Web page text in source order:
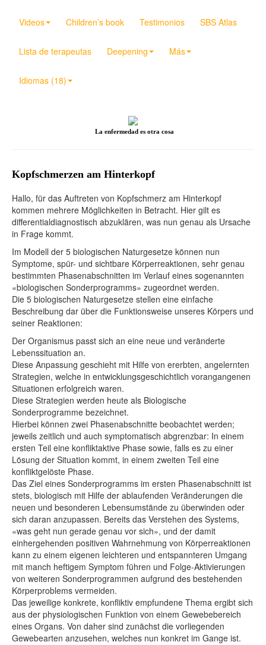
Videos Children’s book Testimonios SBS Atlas
Lista de terapeutas Deepening Más
Idiomas (18)
La enfermedad es otra cosa
Kopfschmerzen am Hinterkopf
Hallo, für das Auftreten von Kopfschmerz am Hinterkopf
kommen mehrere Möglichkeiten in Betracht. Hier gilt es
differentialdiagnostisch abzuklären, was nun genau als Ursache
in Frage kommt.
Im Modell der 5 biologischen Naturgesetze können nun
Symptome, spür- und sichtbare Körperreaktionen, sehr genau
bestimmten Phasenabschnitten im Verlauf eines sogenannten
«biologischen Sonderprogramms» zugeordnet werden.
Die 5 biologischen Naturgesetze stellen eine einfache
Beschreibung dar über die Funktionsweise unseres Körpers und
seiner Reaktionen:
Der Organismus passt sich an eine neue und veränderte
Lebenssituation an.
Diese Anpassung geschieht mit Hilfe von ererbten, angelernten
Strategien, welche in entwicklungsgeschichtlich vorangangenen
Situationen erfolgreich waren.
Diese Strategien werden heute als Biologische
Sonderprogramme bezeichnet.
Hierbei können zwei Phasenabschnitte beobachtet werden;
jeweils zeitlich und auch symptomatisch abgrenzbar: In einem
ersten Teil eine konfliktaktive Phase sowie, falls es zu einer
Lösung der Situation kommt, in einem zweiten Teil eine
konfliktgelöste Phase.
Das Ziel eines Sonderprogramms im ersten Phasenabschnitt ist
stets, biologisch mit Hilfe der ablaufenden Veränderungen die
neuen und besonderen Lebensumstände zu überwinden oder
sich daran anzupassen. Bereits das Verstehen des Systems,
«was geht nun gerade genau vor sich», und der damit
einhergehenden positiven Wahrnehmung von Körperreaktionen
kann zu einem eigenen leichteren und entspannteren Umgang
mit manch heftigem Symptom führen und Folge-Aktivierungen
von weiteren Sonderprogrammen aufgrund des bestehenden
Körperproblems vermeiden.
Das jeweilige konkrete, konfliktiv empfundene Thema ergibt sich
aus der physiologischen Funktion von einem Gewebebereich
eines Organs. Von daher sind zunächst die vorliegenden
Gewebearten anzusehen, welches nun konkret im Gange ist.